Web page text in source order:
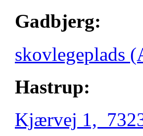
Gadbjerg:
skovlegeplads
Hastrup:
Kjærvej 1,